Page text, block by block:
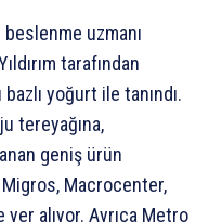
uzmanı
tarafından
yoğurt ile tanındı.
tereyağına,
geniş ürün
Macrocenter,
alıyor. Ayrıca Metro